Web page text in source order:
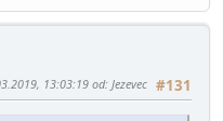
#131
13:03:19 od: Jezevec